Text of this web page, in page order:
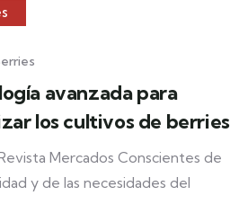
avanzada para
los cultivos de berries
Mercados Conscientes de
y de las necesidades del